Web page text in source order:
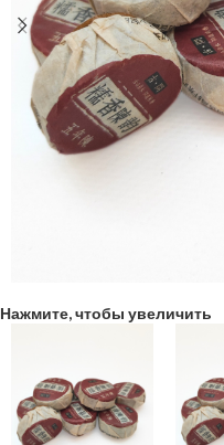
Нажмите, чтобы увеличить